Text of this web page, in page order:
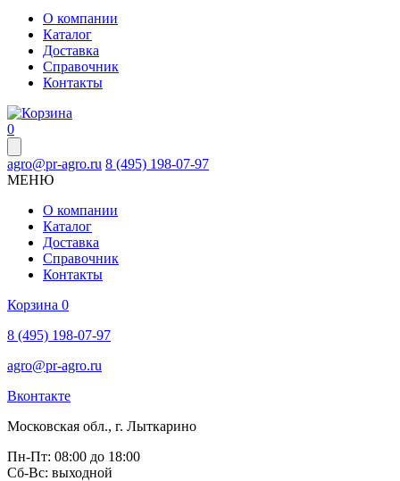
О компании
Каталог
Доставка
Справочник
Контакты
0
agro@pr-agro.ru 8 (495) 198-07-97
МЕНЮ
О компании
Каталог
Доставка
Справочник
Контакты
Корзина 0
8 (495) 198-07-97
agro@pr-agro.ru
Вконтакте
Московская обл., г. Лыткарино
Пн-Пт: 08:00 до 18:00
Сб-Вс: выходной